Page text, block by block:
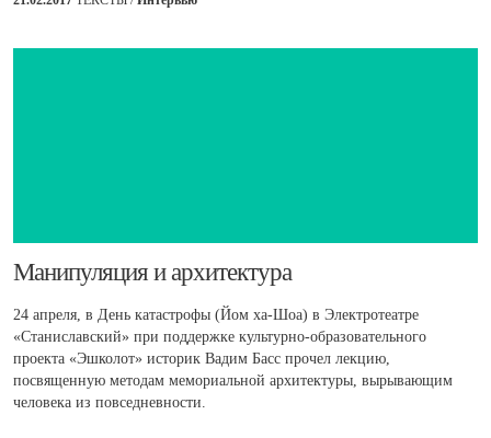
​Манипуляция и архитектура
24 апреля, в День катастрофы (Йом ха-Шоа) в Электротеатре
«Станиславский» при поддержке культурно-образовательного
проекта «Эшколот» историк Вадим Басс прочел лекцию,
посвященную методам мемориальной архитектуры, вырывающим
человека из повседневности.